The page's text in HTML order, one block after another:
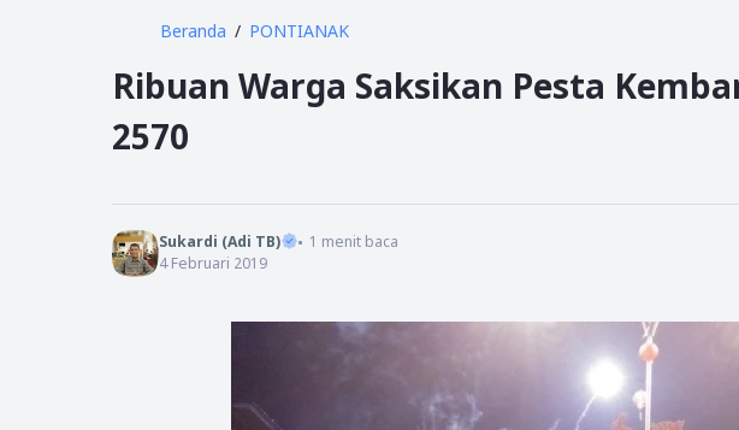
Beranda PONTIANAK
Ribuan Warga Saksikan Pesta
2570
Sukardi (Adi TB) 1 menit baca
4 Februari 2019